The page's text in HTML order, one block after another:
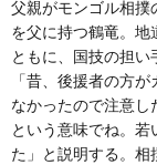
父親がモンゴル相撲
を父に持つ鶴竜。地
ともに、国技の担
「昔、後援者の方
なかったので注意し
という意味でね。若
た」と説明する。相